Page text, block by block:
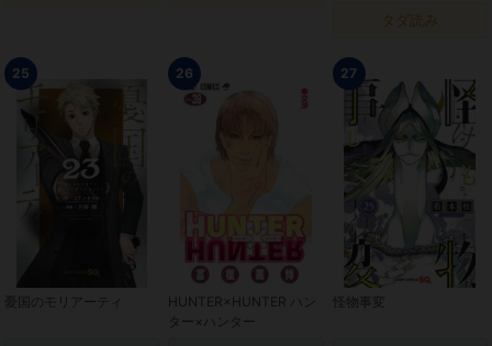
タダ読み
25
憂国のモリアーティ
26
HUNTER×HUNTER ハン
ター×ハンター
27
怪物事変